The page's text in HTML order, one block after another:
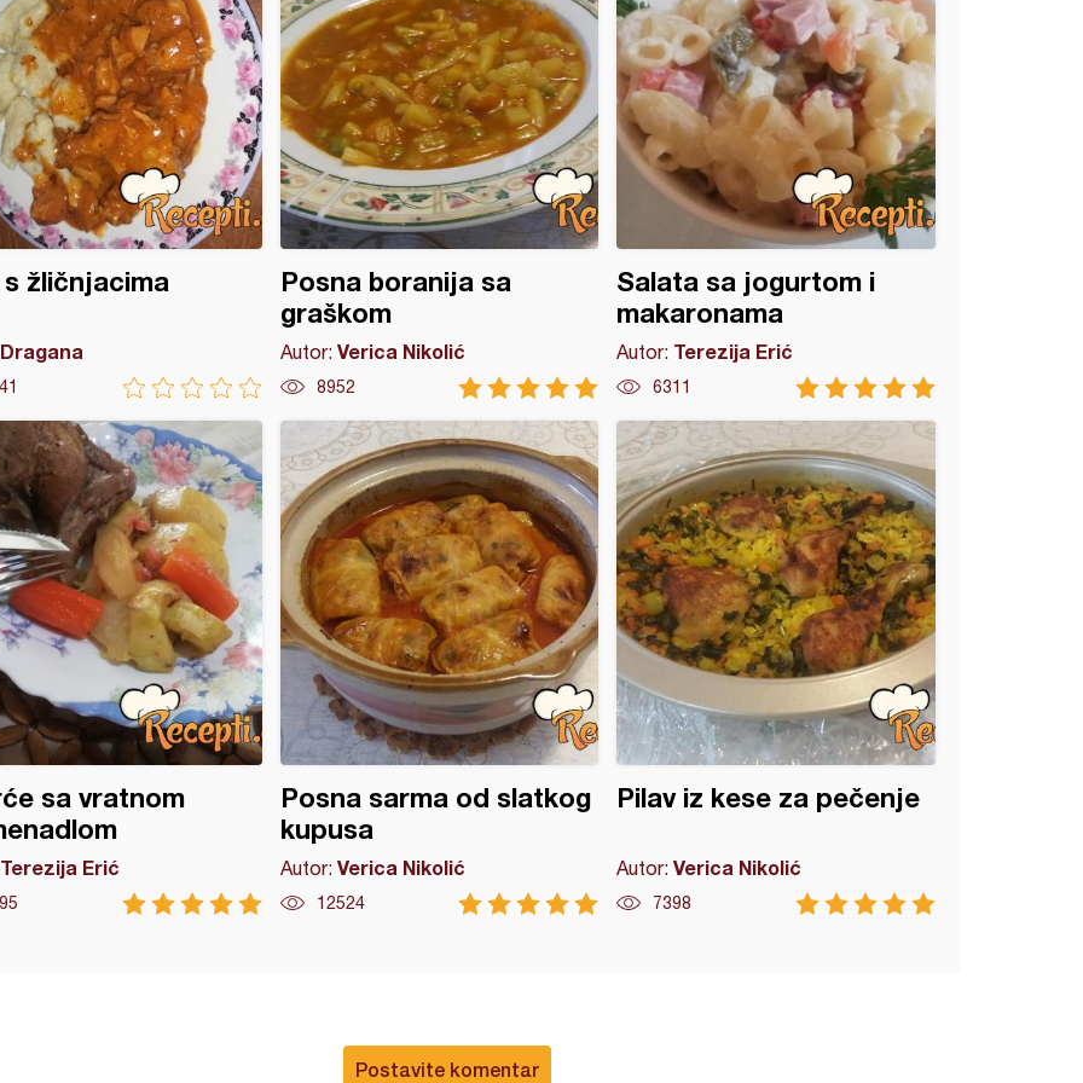
žličnjacima
Dragana
Posna boranija sa
graškom
Autor: Verica Nikolić
8952
Salata sa jogurtom i
makaronama
Autor: Terezija Erić
6311
sa vratnom
Terezija Erić
Posna sarma od slatkog
kupusa
Autor: Verica Nikolić
12524
Pilav iz kese za pečenje
Autor:Verica Nikolić
7398
Postavite komentar